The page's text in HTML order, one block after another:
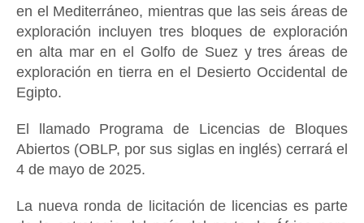
en el Mediterráneo, mientras que las seis áreas de
exploración incluyen tres bloques de exploración
en alta mar en el Golfo de Suez y tres áreas de
exploración en tierra en el Desierto Occidental de
Egipto.
El llamado Programa de Licencias de Bloques
Abiertos (OBLP, por sus siglas en inglés) cerrará el
4 de mayo de 2025.
La nueva ronda de licitación de licencias es parte